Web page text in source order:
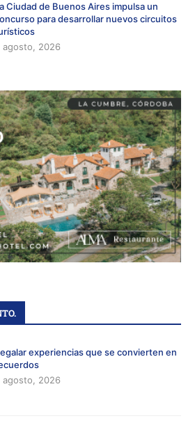
Ciudad de Buenos Aires impulsa un
para desarrollar nuevos circuitos
agosto, 2026
experiencias que se convierten en
agosto, 2026